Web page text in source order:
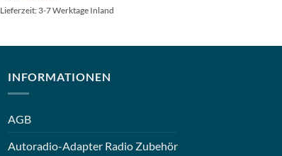
Lieferzeit: 3-7 Werktage Inland
INFORMATIONEN
AGB
Autoradio-Adapter Radio Zubehör